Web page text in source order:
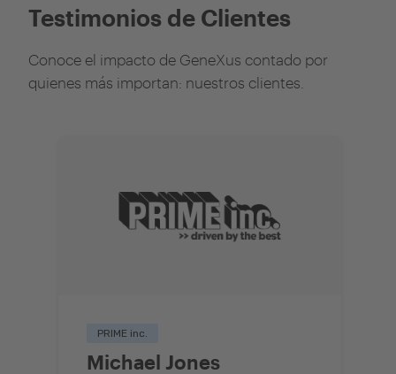
Testimonios de Clientes
Conoce el impacto de GeneXus contado por
quienes más importan: nuestros clientes.
PRIME inc.
Michael Jones